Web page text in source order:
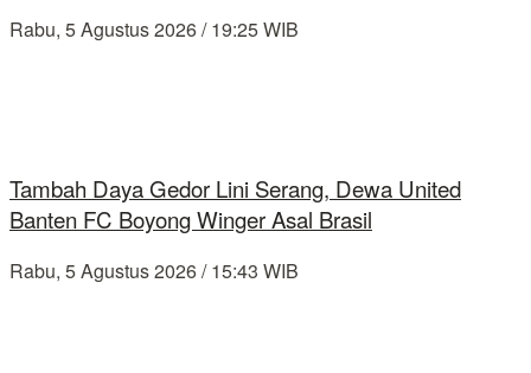
Rabu, 5 Agustus 2026 / 19:25 WIB
Tambah Daya Gedor Lini Serang, Dewa United
Banten FC Boyong Winger Asal Brasil
Rabu, 5 Agustus 2026 / 15:43 WIB